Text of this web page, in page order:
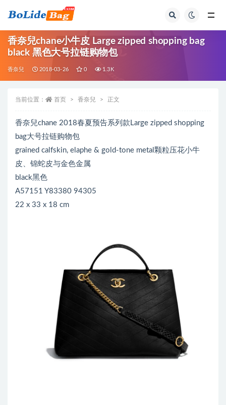
香奈兒chane小牛皮 Large zipped shopping bag
black 黑色大号拉链购物包
香奈兒 2018-03-26 0 1.3K
当前位置： 首页 香奈兒 正文
香奈兒chane 2018春夏预告系列款Large zipped shopping
bag大号拉链购物包
grained calfskin, elaphe & gold-tone metal颗粒压花小牛
皮、锦蛇皮与金色金属
black黑色
A57151 Y83380 94305
22 x 33 x 18 cm